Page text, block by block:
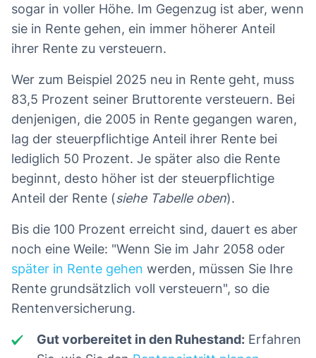
sogar in voller Höhe. Im Gegenzug ist aber, wenn
sie in Rente gehen, ein immer höherer Anteil
ihrer Rente zu versteuern.
Wer zum Beispiel 2025 neu in Rente geht, muss
83,5 Prozent seiner Bruttorente versteuern. Bei
denjenigen, die 2005 in Rente gegangen waren,
lag der steuerpflichtige Anteil ihrer Rente bei
lediglich 50 Prozent. Je später also die Rente
beginnt, desto höher ist der steuerpflichtige
Anteil der Rente (siehe Tabelle oben).
Bis die 100 Prozent erreicht sind, dauert es aber
noch eine Weile: "Wenn Sie im Jahr 2058 oder
später in Rente gehen werden, müssen Sie Ihre
Rente grundsätzlich voll versteuern", so die
Rentenversicherung.
Gut vorbereitet in den Ruhestand: Erfahren